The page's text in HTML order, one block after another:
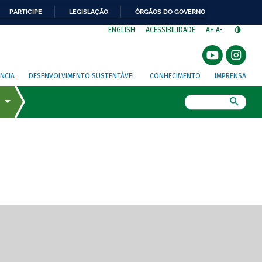
PARTICIPE LEGISLAÇÃO ÓRGÃOS DO GOVERNO
ENGLISH ACESSIBILIDADE A+ A-
DESENVOLVIMENTO SUSTENTÁVEL CONHECIMENTO IMPRENSA
de tela